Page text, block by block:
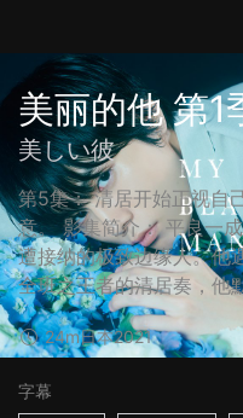
美丽的他 第1
美しい彼
第5集： 清居开始正视自
意。 影集简介： 平良一
遭接纳的极致边缘人。他
全班之王者的清居奏，他
24m日本2021
字幕